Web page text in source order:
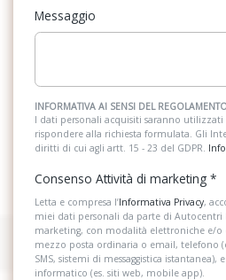
Messaggio
INFORMATIVA AI SENSI DEL
I dati personali acquisiti saranno utilizzati
rispondere alla richiesta formulata. Gli
diritti di cui agli artt. 15 - 23 del GDPR.
Consenso Attività di marketing *
Letta e compresa l’Informativa Privacy,
miei dati personali da parte di
marketing, con modalità elettroniche e/o
mezzo posta ordinaria o email, telefono
SMS, sistemi di messaggistica istantanea),
informatico (es. siti web, mobile app).